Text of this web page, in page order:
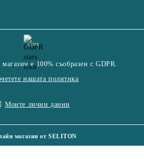
GDPR
е 100% съобразен с GDPR.
нашата политика
Моите лични данни
магазин от SELITON